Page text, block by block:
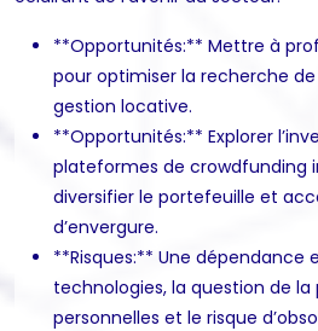
**Opportunités:** Mettre à
pour optimiser la recherche
gestion locative.
**Opportunités:** Explorer
plateformes de crowdfunding
diversifier le portefeuille et
d’envergure.
**Risques:** Une dépendance
technologies, la question de
personnelles et le risque